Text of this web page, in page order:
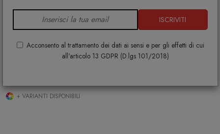
ISCRIVITI
Acconsento al trattamento dei dati ai sensi e per gli effetti di cui
all'articolo 13 GDPR (D.lgs 101/2018)
+ VARIANTI DISPONIBILI